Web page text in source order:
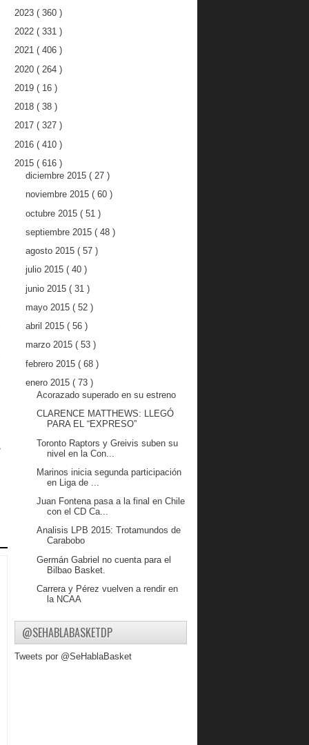
2023 ( 360 )
2022 ( 331 )
2021 ( 406 )
2020 ( 264 )
2019 ( 16 )
2018 ( 38 )
2017 ( 327 )
2016 ( 410 )
2015 ( 616 )
diciembre 2015 ( 27 )
noviembre 2015 ( 60 )
octubre 2015 ( 51 )
septiembre 2015 ( 48 )
agosto 2015 ( 57 )
julio 2015 ( 40 )
junio 2015 ( 31 )
mayo 2015 ( 52 )
abril 2015 ( 56 )
marzo 2015 ( 53 )
febrero 2015 ( 68 )
enero 2015 ( 73 )
Acorazado superado en su estreno
CLARENCE MATTHEWS: LLEGÓ
PARA EL “EXPRESO”
Toronto Raptors y Greivis suben su
nivel en la Con...
Marinos inicia segunda participación
en Liga de ...
Juan Fontena pasa a la final en Chile
con el CD Ca...
Analisis LPB 2015: Trotamundos de
Carabobo
Germán Gabriel no cuenta para el
Bilbao Basket.
Carrera y Pérez vuelven a rendir en
la NCAA
Diego Guevara ya está en Gigantes
Continúa pretemporada de la LPB
@SEHABLABASKETDP
Tweets por @SeHablaBasket